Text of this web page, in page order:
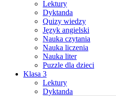
Lektury
Dyktanda
Quizy wiedzy
Język angielski
Nauka czytania
Nauka liczenia
Nauka liter
Puzzle dla dzieci
Klasa 3
Lektury
Dyktanda